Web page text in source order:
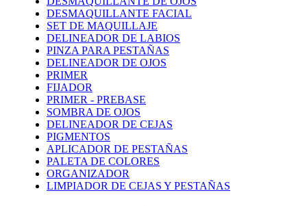
DESMAQUILLANTE FACIAL
SET DE MAQUILLAJE
DELINEADOR DE LABIOS
PINZA PARA PESTAÑAS
DELINEADOR DE OJOS
PRIMER
FIJADOR
PRIMER - PREBASE
SOMBRA DE OJOS
DELINEADOR DE CEJAS
PIGMENTOS
APLICADOR DE PESTAÑAS
PALETA DE COLORES
ORGANIZADOR
LIMPIADOR DE CEJAS Y PESTAÑAS